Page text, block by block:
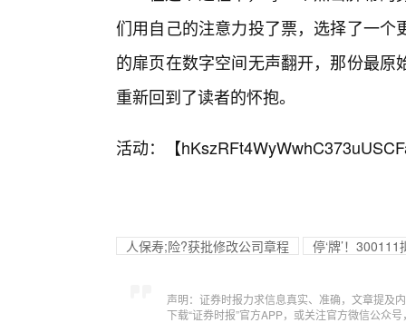
们用自己的注意力投了票，选择了一
的扉页在数字空间无声翻开，那份最
重新回到了读者的怀抱。
活动：【
人保寿;险?获批修改公司章程 停‘牌’！
声明：证券时报力求信息真实、准确，文章提及
下载“证券时报”官方APP，或关注官方微信公众